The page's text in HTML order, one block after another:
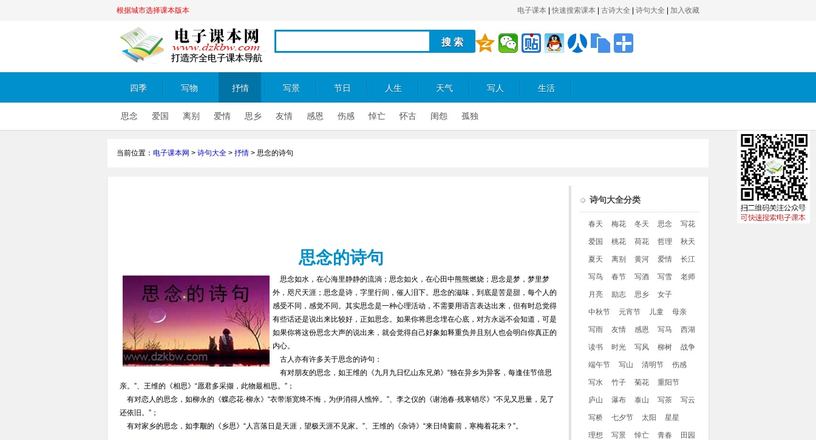
根据城市选择课本版本 电子课本 快速搜索课本 古诗大全 诗句大全 加入收藏
四季 写物 抒情 写景 节日 人生 天气 写人 生活
思念 爱国 离别 爱情 思乡 友情 感恩 伤感 悼亡 怀古 闺怨 孤独
当前位置： 电子课本网 > 诗句大全 > 抒情 > 思念的诗句
思念的诗句
思念如水，在心海里静静的流淌；思念如火，在心田中熊熊燃烧；思念是梦，梦里梦
外，咫尺天涯；思念是诗，字里行间，催人泪下。思念的滋味，到底是苦是甜，每个人的
感受不同，感觉不同。其实思念是一种心理活动，不需要用语言表达出来，但有时总觉得
有些话还是说出来比较好，正如思念。如果你将思念埋在心底，对方永远不会知道，可是
如果你将这份思念大声的说出来，就会觉得自己好象如释重负并且别人也会明白你真正的
内心。
古人亦有许多关于思念的诗句：
有对朋友的思念，如王维的《九月九日忆山东兄弟》“独在异乡为异客，每逢佳节倍思
亲。”、王维的《相思》“愿君多采撷，此物最相思。”；
有对恋人的思念，如柳永的《蝶恋花·柳永》“衣带渐宽终不悔，为伊消得人憔悴。”、李之仪的《谢池春·残寒销尽》“不见又思量，见了
还依旧。”；
有对家乡的思念，如李觏的《乡思》“人言落日是天涯，望极天涯不见家。”、王维的《杂诗》“来日绮窗前，寒梅着花未？”。
诗句大全分类
春天 梅花 冬天 思念 写花
爱国 桃花 荷花 哲理 秋天
夏天 离别 黄河 爱情 长江
写鸟 春节 写酒 写雪 老师
月亮 励志 思乡 女子
中秋节 元宵节 儿童 母亲
写雨 友情 感恩 写马 西湖
读书 时光 写风 柳树 战争
端午节 写山 清明节 伤感
写水 竹子 菊花 重阳节
庐山 瀑布 泰山 写茶 写云
写桥 七夕节 太阳 星星
理想 写景 悼亡 青春 田园